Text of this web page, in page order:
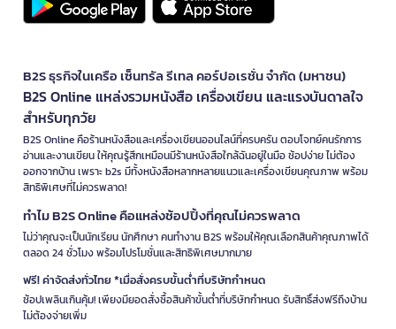
B2S ธุรกิจในเครือ เซ็นทรัล รีเทล คอร์ปอเรชั่น จำกัด (มหาชน)
B2S Online แหล่งรวมหนังสือ เครื่องเขียน และแรงบันดาลใจ
สำหรับทุกวัย
B2S Online คือร้านหนังสือและเครื่องเขียนออนไลน์ที่ครบครัน ตอบโจทย์คนรักการ
อ่านและงานเขียน ให้คุณรู้สึกเหมือนมีร้านหนังสือใกล้ฉันอยู่ในมือ ช้อปง่าย ไม่ต้อง
ออกจากบ้าน เพราะ b2s มีทั้งหนังสือหลากหลายแนวและเครื่องเขียนคุณภาพ พร้อม
สิทธิพิเศษที่ไม่ควรพลาด!
ทำไม B2S Online คือแหล่งช้อปปิ้งที่คุณไม่ควรพลาด
ไม่ว่าคุณจะเป็นนักเรียน นักศึกษา คนทำงาน B2S พร้อมให้คุณเลือกสินค้าคุณภาพได้
ตลอด 24 ชั่วโมง พร้อมโปรโมชั่นและสิทธิพิเศษมากมาย
ฟรี! ค่าจัดส่งทั่วไทย *เมื่อสั่งครบขั้นต่ำที่บริษัทกำหนด
ช้อปเพลินเกินคุ้ม! เพียงมียอดสั่งซื้อสินค้าขั้นต่ำที่บริษัทกำหนด รับสิทธิ์ส่งฟรีถึงบ้าน
ไม่ต้องจ่ายเพิ่ม